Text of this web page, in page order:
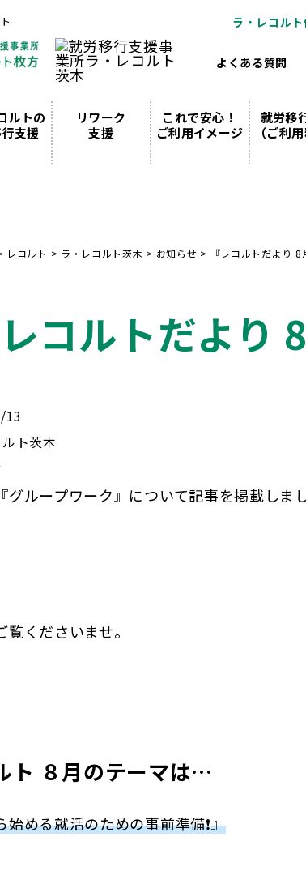
ラ・レコル
よくある質問
ルトの
支援
リワーク
支援
これで安心！
ご利用イメージ
就労移
（ご利
レコルト > ラ・レコルト茨木 > お知らせ > 『レコルトだより
レコルトだより
13
ト茨木
グループワーク』について記事を掲載しまし
覧くださいませ。
ト ８月のテーマは…
始める就活のための事前準備❗️』